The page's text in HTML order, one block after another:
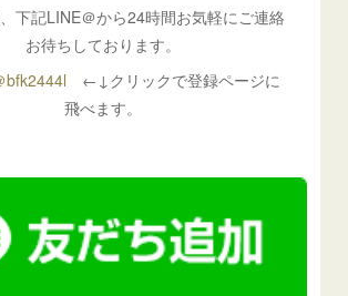
下記LINE＠から24時間お気軽にご連絡
お待ちしております。
bfk2444l ←↓クリックで登録ページに
飛べます。